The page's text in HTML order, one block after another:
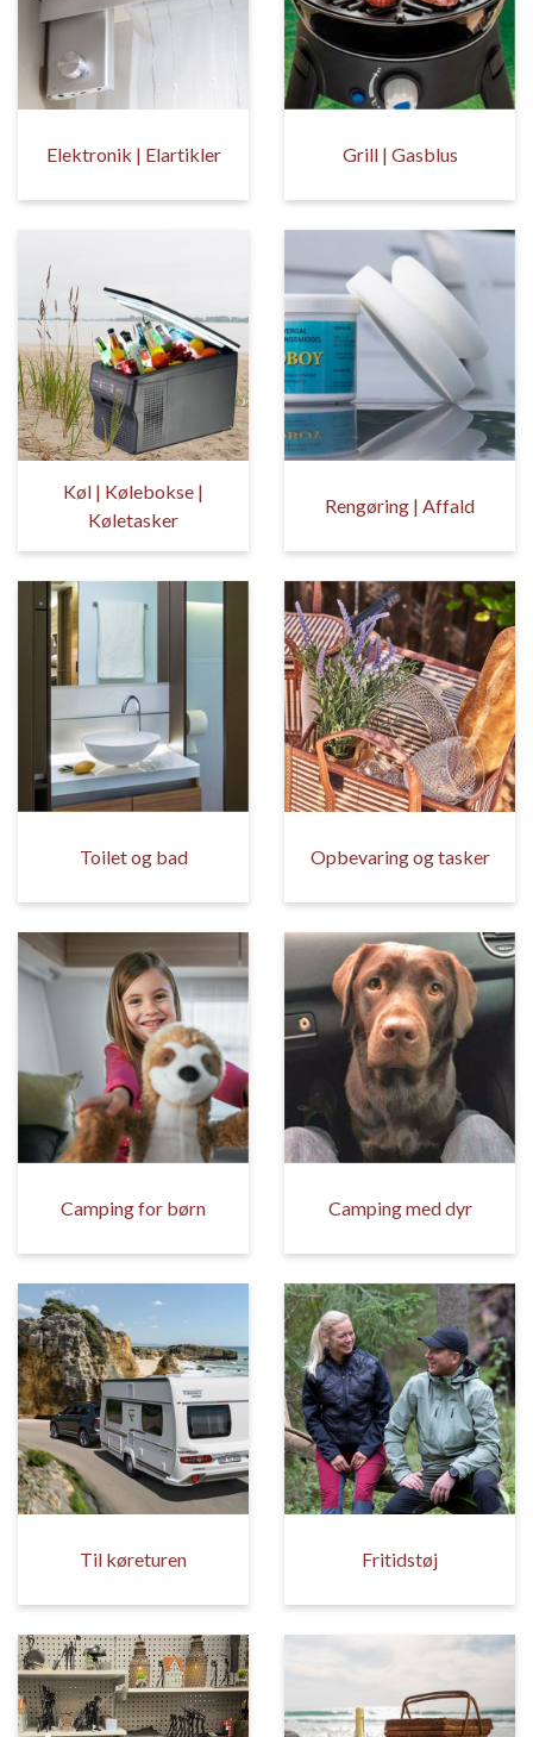
Elektronik | Elartikler Grill | Gasblus
Køl | Kølebokse |
Køletasker
Rengøring | Affald
Toilet og bad Opbevaring og tasker
Camping for børn Camping med dyr
Til køreturen Fritidstøj